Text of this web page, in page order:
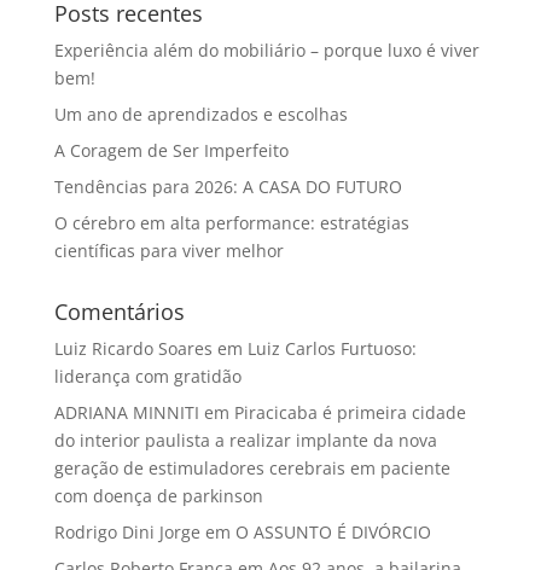
Posts recentes
Experiência além do mobiliário – porque luxo é viver
bem!
Um ano de aprendizados e escolhas
A Coragem de Ser Imperfeito
Tendências para 2026: A CASA DO FUTURO
O cérebro em alta performance: estratégias
científicas para viver melhor
Comentários
Luiz Ricardo Soares em Luiz Carlos Furtuoso:
liderança com gratidão
ADRIANA MINNITI em Piracicaba é primeira cidade
do interior paulista a realizar implante da nova
geração de estimuladores cerebrais em paciente
com doença de parkinson
Rodrigo Dini Jorge em O ASSUNTO É DIVÓRCIO